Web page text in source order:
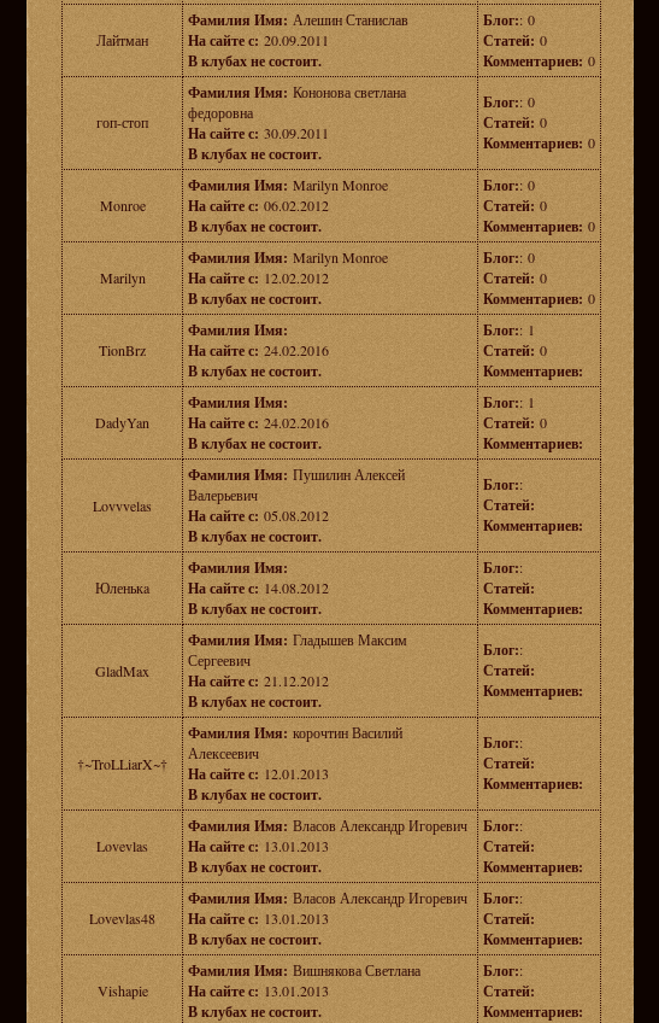
Лайтман
Фамилия Имя: Алешин Станислав
На сайте с:20.09.2011
В клубах не состоит.
Блог:: 0
Статей: 0
Комментариев: 0
гоп-стоп
Фамилия Имя: Кононова светлана
федоровна
На сайте с: 30.09.2011
В клубах не состоит.
Блог:: 0
Статей: 0
Комментариев: 0
Monroe
Фамилия Имя: Marilyn Monroe
На сайте с: 06.02.2012
В клубах не состоит.
Блог:: 0
Статей: 0
Комментариев: 0
Marilyn
Фамилия Имя: Marilyn Monroe
На сайте с: 12.02.2012
В клубах не состоит.
Блог:: 0
Статей: 0
Комментариев: 0
TionBrz
Фамилия Имя:
На сайте с:24.02.2016
В клубах не состоит.
Блог:: 1
Статей: 0
Комментариев:
DadyYan
Фамилия Имя:
На сайте с: 24.02.2016
В клубах не состоит.
Блог:: 1
Статей: 0
Комментариев:
Lovvvelas
Фамилия Имя: Пушилин Алексей
Валерьевич
На сайте с: 05.08.2012
В клубах не состоит.
Блог::
Статей:
Комментариев:
Юленькa
Фамилия Имя:
На сайте с:14.08.2012
В клубах не состоит.
Блог::
Статей:
Комментариев:
GladMax
Фамилия Имя: Гладышев Максим
Сергеевич
На сайте с: 21.12.2012
В клубах не состоит.
Блог::
Статей:
Комментариев:
†~TroLLiarX~†
Фамилия Имя: корочтин Василий
Алексеевич
На сайте с: 12.01.2013
В клубах не состоит.
Блог::
Статей:
Комментариев:
Lovevlas
Фамилия Имя: Власов Александр Игоревич
На сайте с:13.01.2013
В клубах не состоит.
Блог::
Статей:
Комментариев:
Lovevlas48
Фамилия Имя: Власов Александр Игоревич
На сайте с: 13.01.2013
В клубах не состоит.
Блог::
Статей:
Комментариев:
Vishapie
Фамилия Имя: Вишнякова Светлана
На сайте с:13.01.2013
В клубах не состоит.
Блог::
Статей:
Комментариев: